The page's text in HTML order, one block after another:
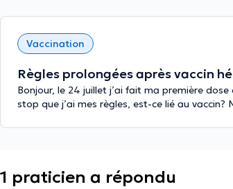
Vaccination
Règles prolongées après vaccin
Bonjour, le 24 juillet j’ai fait ma première
stop que j’ai mes règles, est-ce lié au vaccin?
1 praticien a répondu